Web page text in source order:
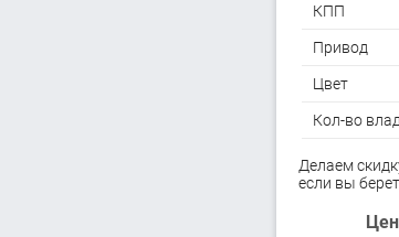
КПП
Привод
Цвет
Кол-во
Делаем
если вы